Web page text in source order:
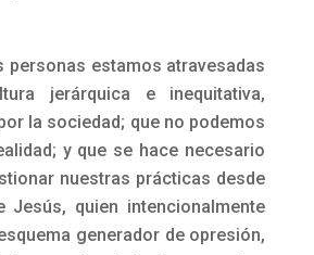
personas estamos atravesadas
jerárquica e inequitativa,
la sociedad; que no podemos
y que se hace necesario
nuestras prácticas desde
Jesús, quien intencionalmente
generador de opresión,